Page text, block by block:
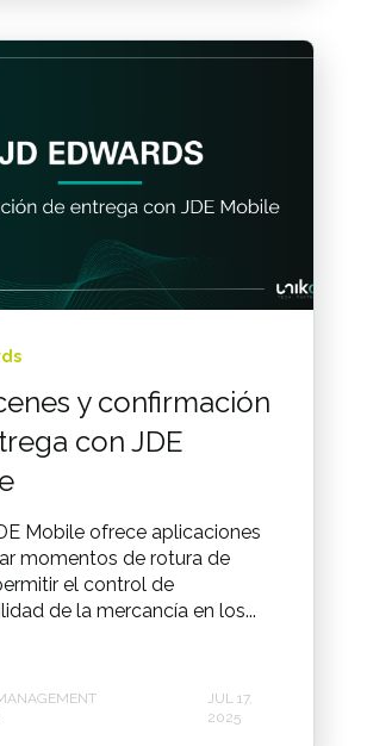
y confirmación
con JDE
Mobile ofrece aplicaciones
momentos de rotura de
el control de
de la mercancía en los...
JUL 17,
2025